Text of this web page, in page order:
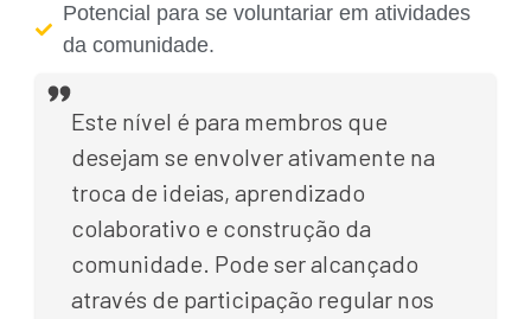
Potencial para se voluntariar em atividades
da comunidade.
Este nível é para membros que
desejam se envolver ativamente na
troca de ideias, aprendizado
colaborativo e construção da
comunidade. Pode ser alcançado
através de participação regular nos